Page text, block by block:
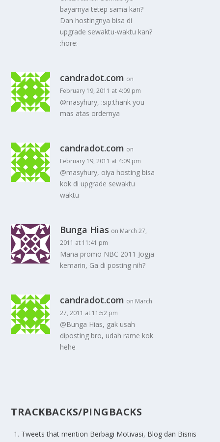
bayarnya tetep sama kan?
Dan hostingnya bisa di
upgrade sewaktu-waktu kan?
:hore:
candradot.com on
February 19, 2011 at 4:09 pm
@masyhury, :sip:thank you
mas atas ordernya
candradot.com on
February 19, 2011 at 4:09 pm
@masyhury, oiya hosting bisa
kok di upgrade sewaktu
waktu
Bunga Hias on March 27,
2011 at 11:41 pm
Mana promo NBC 2011 Jogja
kemarin, Ga di posting nih?
candradot.com on March
27, 2011 at 11:52 pm
@Bunga Hias, gak usah
diposting bro, udah rame kok
hehe
TRACKBACKS/PINGBACKS
Tweets that mention Berbagi Motivasi, Blog dan Bisnis